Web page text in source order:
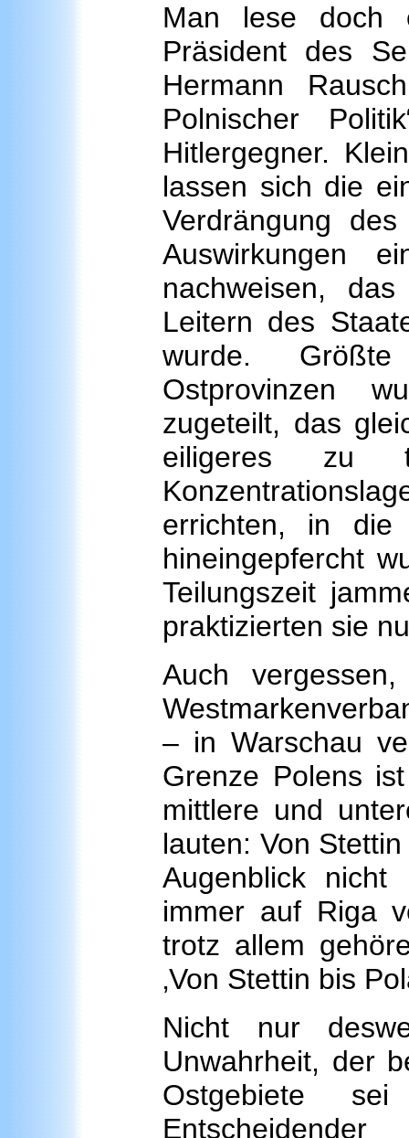
Man lese doch
Präsident des
Hermann
Polnischer
Hitlergegner.
lassen sich die
Verdrängung
Auswirkungen
nachweisen,
Leitern des
wurde.
Ostprovinzen
zugeteilt, das
eiligeres zu
errichten, in die
hineingepfercht
Teilungszeit
praktizierten sie
Auch
– in Warschau
Grenze Polens
mittlere und
lauten: Von
Augenblick
immer auf Riga
trotz allem
‚Von Stettin bis
Nicht nur
Unwahrheit, der
Ostgebiete